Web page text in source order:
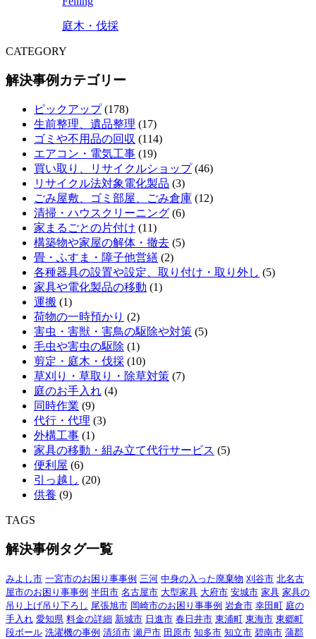
庭木・伐採
CATEGORY
解決事例カテゴリー
ピックアップ(178)
生前整理、遺品整理 (17)
ゴミや不用品の回収 (114)
エアコン・電気工事 (19)
買い取り、リサイクルショップ(46)
リサイクル法対象電化製品 (3)
ごみ屋敷、ゴミ部屋、ごみ倉庫 (12)
清掃・ハウスクリーニング (6)
家まるごとの片付け (11)
構築物や家屋の解体・撤去 (5)
畳・ふすま・障子他営繕 (2)
各種器具の設置や設定、取り付け・取り外し (5)
家具や電化製品の移動 (1)
運搬 (1)
荷物の一時預かり (2)
害虫・害獣・害鳥の駆除や対策 (5)
毛虫や害虫の駆除 (1)
剪定・庭木・伐採 (10)
草刈り・草取り・除草対策 (7)
庭のお手入れ (4)
同時作業 (9)
代行・代理 (3)
外構工事 (1)
家具の移動・組み立て代行サービス (5)
便利屋 (6)
引っ越し (20)
供養 (9)
TAGS
解決事例タグ一覧
みよし市 一宮市のお困り事事例 三河 中身の入った廃棄物 刈谷市 北名古
屋市のお困り事事例 半田市 名古屋市 大型家具 大府市 安城市 家具 家具の
吊り上げ吊り下ろし 尾張旭市 岡崎市のお困り事事例 岩倉市 幸田町 庭の
手入れ 愛知県 料金の詳細 新城市 日進市 春日井市 東浦町 東海市 東郷町
段ボール 洗濯機の事例 清須市 瀬戸市 田原市 知多市 知立市 碧南市 蒲郡